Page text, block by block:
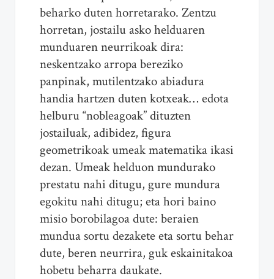
beharko duten horretarako. Zentzu
horretan, jostailu asko helduaren
munduaren neurrikoak dira:
neskentzako arropa bereziko
panpinak, mutilentzako abiadura
handia hartzen duten kotxeak… edota
helburu “nobleagoak” dituzten
jostailuak, adibidez, figura
geometrikoak umeak matematika ikasi
dezan. Umeak helduon mundurako
prestatu nahi ditugu, gure mundura
egokitu nahi ditugu; eta hori baino
misio borobilagoa dute: beraien
mundua sortu dezakete eta sortu behar
dute, beren neurrira, guk eskainitakoa
hobetu beharra daukate.